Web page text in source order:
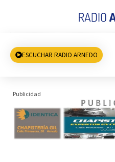
ESCUCHAR RADIO ARNEDO
Publicidad